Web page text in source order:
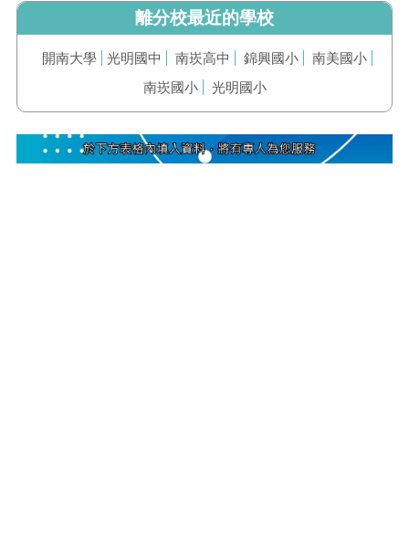
離分校最近的學校
開南大學 光明國中 南崁高中 錦興國小
南美國小
南崁國小
光明國小